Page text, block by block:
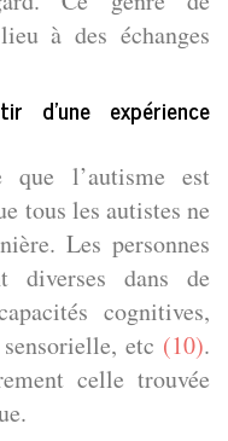
à des échanges
d’une expérience
l’autisme est
tous les autistes ne
Les personnes
diverses dans de
cognitives,
etc (10).
celle trouvée